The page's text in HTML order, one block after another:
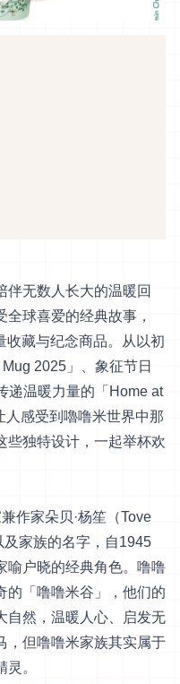
伴无数人长大的温暖回
球喜爱的经典故事，
收藏与纪念商品。从以初
2025」、象征节日
递温暖力量的「Home at
人感受到嚕噜米世界中那
些独特设计，一起举杯欢
作家朵贝·杨笙（Tove
家族的名字，自1945
喻户晓的经典角色。噜噜
的「噜噜米谷」，他们的
自然，温暖人心、启发无
，但噜噜米家族其实属于
。